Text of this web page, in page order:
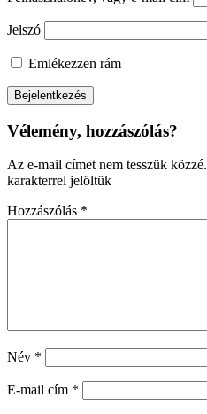
Jelszó
Emlékezzen rám
Vélemény, hozzászólás?
Az e-mail címet nem tesszük közzé.
karakterrel jelöltük
Hozzászólás *
Név *
E-mail cím *